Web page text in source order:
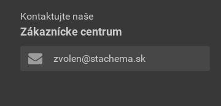
Kontaktujte naše
Zákaznícke centrum
zvolen@stachema.sk